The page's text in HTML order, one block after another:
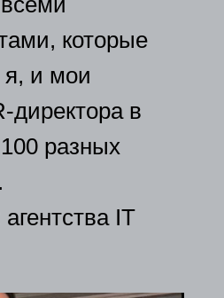
которые
я, и мои
директора в
разных
IT